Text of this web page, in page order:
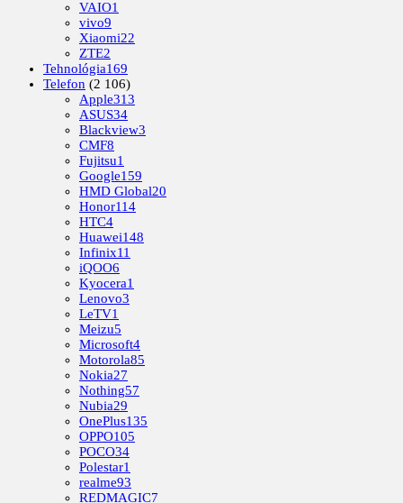
VAIO1
vivo9
Xiaomi22
ZTE2
Tehnológia169
Telefon (2 106)
Apple313
ASUS34
Blackview3
CMF8
Fujitsu1
Google159
HMD Global20
Honor114
HTC4
Huawei148
Infinix11
iQOO6
Kyocera1
Lenovo3
LeTV1
Meizu5
Microsoft4
Motorola85
Nokia27
Nothing57
Nubia29
OnePlus135
OPPO105
POCO34
Polestar1
realme93
REDMAGIC7